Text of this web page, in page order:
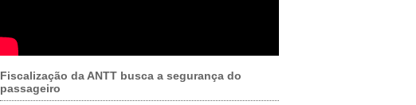
Fiscalização da ANTT busca a segurança do
passageiro